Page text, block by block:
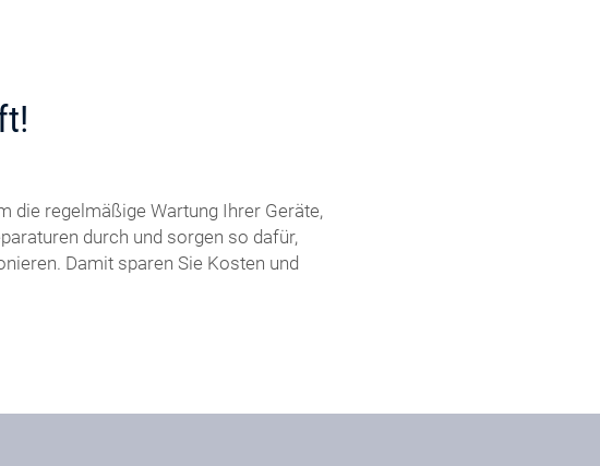
die regelmäßige Wartung Ihrer Geräte,
durch und sorgen so dafür,
Damit sparen Sie Kosten und